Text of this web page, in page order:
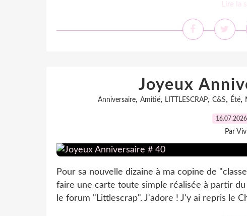
Lire la
Joyeux
Anniversaire, Amitié, LITTLESCRAP, C&S, Été,
16.07.2026
Par
Pour sa nouvelle dizaine à ma copine de
faire une carte toute simple réalisée à partir
le forum "Littlescrap". J'adore ! J'y ai repris le